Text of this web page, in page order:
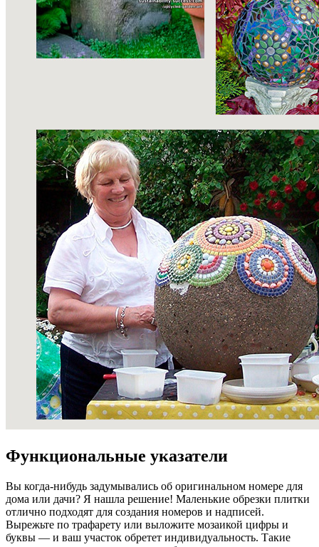
Функциональные указатели
Вы когда-нибудь задумывались об оригинальном номере для
дома или дачи? Я нашла решение! Маленькие обрезки плитки
отлично подходят для создания номеров и надписей.
Вырежьте по трафарету или выложите мозаикой цифры и
буквы — и ваш участок обретет индивидуальность. Такие